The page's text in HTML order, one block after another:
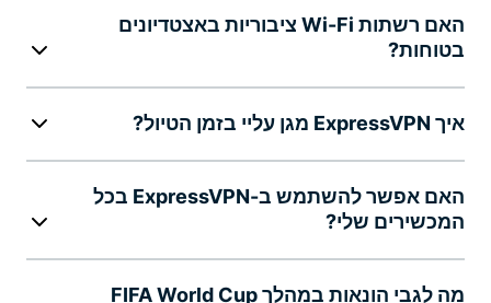
האם רשתות Wi-Fi ציבוריות באצטדיונים
בטוחות?
איך ExpressVPN מגן עליי בזמן הטיול?
האם אפשר להשתמש ב-ExpressVPN בכל
המכשירים שלי?
מה לגבי הונאות במהלך FIFA World Cup